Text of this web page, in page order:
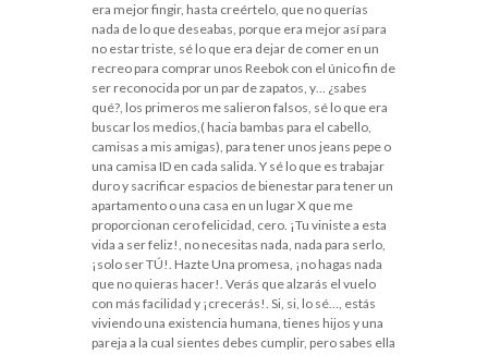
era mejor fingir, hasta creértelo, que no querías
nada de lo que deseabas, porque era mejor así para
no estar triste, sé lo que era dejar de comer en un
recreo para comprar unos Reebok con el único fin de
ser reconocida por un par de zapatos, y… ¿sabes
qué?, los primeros me salieron falsos, sé lo que era
buscar los medios,( hacia bambas para el cabello,
camisas a mis amigas), para tener unos jeans pepe o
una camisa ID en cada salida. Y sé lo que es trabajar
duro y sacrificar espacios de bienestar para tener un
apartamento o una casa en un lugar X que me
proporcionan cero felicidad, cero. ¡Tu viniste a esta
vida a ser feliz!, no necesitas nada, nada para serlo,
¡solo ser TÚ!. Hazte Una promesa, ¡no hagas nada
que no quieras hacer!. Verás que alzarás el vuelo
con más facilidad y ¡crecerás!. Si, si, lo sé…, estás
viviendo una existencia humana, tienes hijos y una
pareja a la cual sientes debes cumplir, pero sabes ella